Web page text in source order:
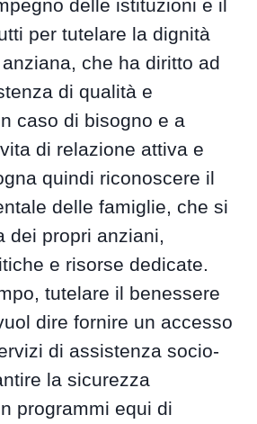
delle istituzioni e il
per tutelare la dignità
che ha diritto ad
di qualità e
caso di bisogno e a
di relazione attiva e
quindi riconoscere il
delle famiglie, che si
dei propri anziani,
e risorse dedicate.
tutelare il benessere
dire fornire un accesso
di assistenza socio-
la sicurezza
programmi equi di